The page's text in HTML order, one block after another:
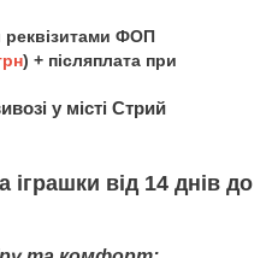
реквізитами ФОП
) + післяплата при
у місті Стрий
іграшки від 14 днів до